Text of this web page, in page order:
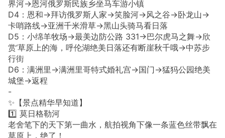
界河→恩河俄罗斯民族乡坐马车游小镇
D4：恩和→拜访俄罗斯人家→笑脸河→风之谷→卧龙山→
卡哨路线→亚洲千米滑草→黑山头骑马看日落
D5：小绵羊牧场→最美边防公路 331→巴尔虎马之舞→欣
赏‘草原上的海，呼伦湖绝美日落还有断崖秋千哦→中苏步
行街
D6：满洲里→满洲里哥特式婚礼宫→国门→猛犸公园绝美
城堡→返程
-
✨【景点精华早知道】
1️⃣ 莫日格勒河
老舍笔下的天下第一曲水，航拍视角下像一条蓝色丝带飘在
草原上，绝了！